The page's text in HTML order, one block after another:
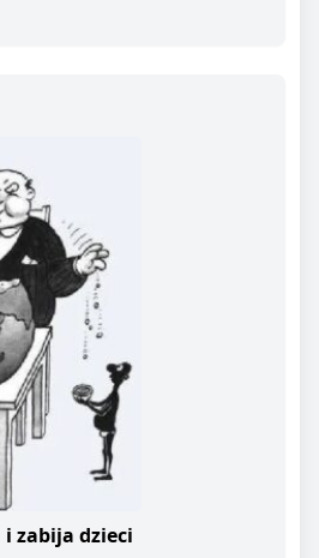
zabija dzieci